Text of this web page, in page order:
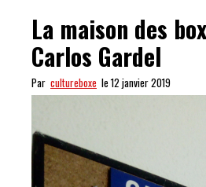
La maison des
Carlos Gardel
Par cultureboxe le 12 janvier 2019